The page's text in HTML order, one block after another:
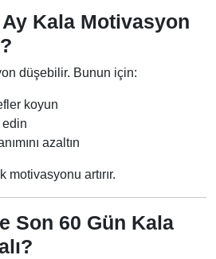
Ay Kala Motivasyon
düşebilir. Bunun için:
koyun
edin
azaltın
artırır.
Son 60 Gün Kala